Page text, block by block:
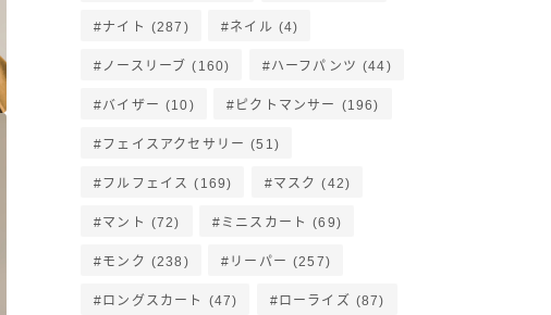
ナイト (287) ネイル (4)
ノースリーブ (160) ハーフパンツ (44)
バイザー (10) ピクトマンサー (196)
フェイスアクセサリー (51)
フルフェイス (169) マスク (42)
マント (72) ミニスカート (69)
モンク (238) リーパー (257)
ロングスカート (47) ローライズ (87)